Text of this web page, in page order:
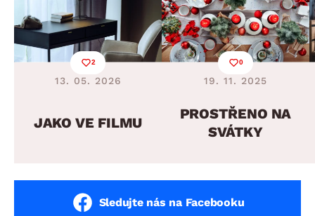
2
13. 05. 2026
JAKO VE FILMU
0
19. 11. 2025
PROSTŘENO NA
SVÁTKY
Sledujte nás na Facebooku